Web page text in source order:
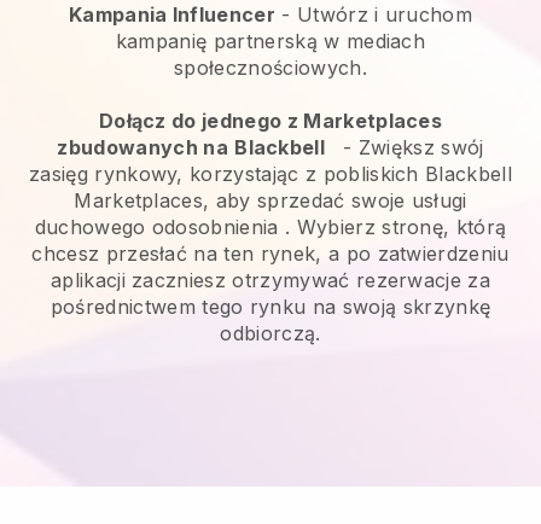
Kampania Influencer - Utwórz i uruchom
kampanię partnerską w mediach
społecznościowych.
Dołącz do jednego z Marketplaces
zbudowanych na Blackbell - Zwiększ swój
zasięg rynkowy, korzystając z pobliskich Blackbell
Marketplaces, aby sprzedać swoje usługi
duchowego odosobnienia . Wybierz stronę, którą
chcesz przesłać na ten rynek, a po zatwierdzeniu
aplikacji zaczniesz otrzymywać rezerwacje za
pośrednictwem tego rynku na swoją skrzynkę
odbiorczą.